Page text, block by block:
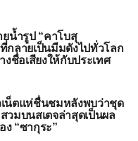
น้ำรูป “คาโบสุ
กลายเป็นมีมดังไปทั่วโลก
ชื่อเสียงให้กับประเทศ
น็ตแห่ชื่นชมหลังพบว่าชุด
วมบนสเตจล่าสุดเป็นผล
ง “ซากุระ”